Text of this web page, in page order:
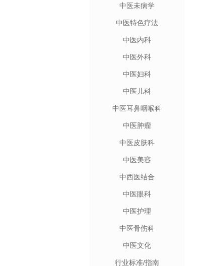
中医未病学
中医特色疗法
中医内科
中医外科
中医妇科
中医儿科
中医耳鼻咽喉科
中医肿瘤
中医皮肤科
中医美容
中西医结合
中医眼科
中医护理
中医骨伤科
中医文化
行业标准/指南